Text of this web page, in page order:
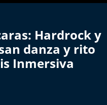
Hardrock y
danza y rito
Inmersiva